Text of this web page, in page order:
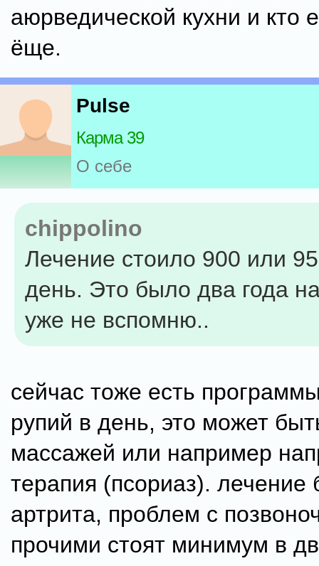
аюрведической кухни и кто
ёще.
Pulse
Карма 39
О себе
chippolino
Лечение стоило 900 или
день. Это было два года
уже не вспомню..
сейчас тоже есть
рупий в день, это может
массажей или например
терапия (псориаз). лечение
артрита, проблем с
прочими стоят минимум в